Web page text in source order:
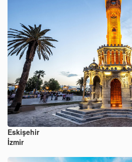
Eskişehir
İzmir